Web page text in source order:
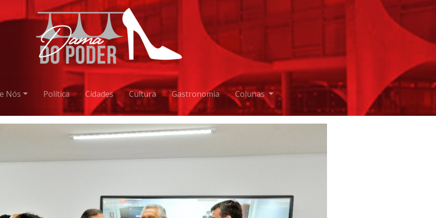
Nós Política Cidades Cultura Gastronomia Colunas